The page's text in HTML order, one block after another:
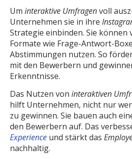
Um interaktive Umfragenvoll
Unternehmen sie in ihre
Strategie einbinden. Sie können
Formate wie Frage-Antwort-
Abstimmungen nutzen. So
mit den Bewerbern und
Erkenntnisse.
Das Nutzen von interaktiven
hilft Unternehmen, nicht nur
zu gewinnen. Sie bauen auch
den Bewerbern auf. Das
Experience und stärkt das
nachhaltig.